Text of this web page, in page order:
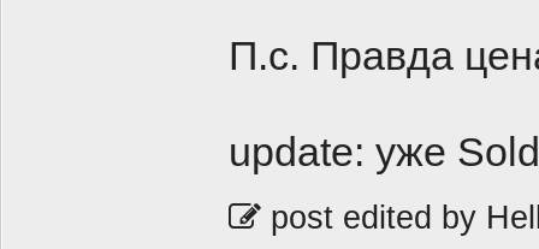
П.с. Правда
updаtе: уже
post edited by